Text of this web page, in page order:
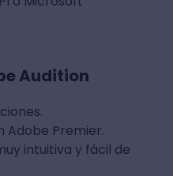
Audition
Adobe Premier.
intuitiva y fácil de